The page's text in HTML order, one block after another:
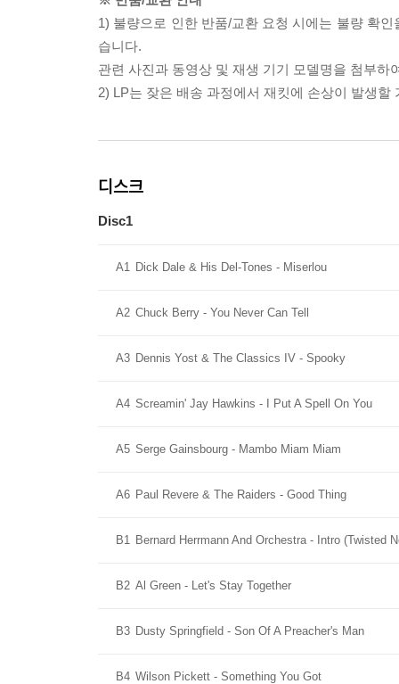
1) 불량으로 인한 반품/교환 요청 시에는 불량 확
습니다.
관련 사진과 동영상 및 재생 기기 모델명을 첨부하
2) LP는 잦은 배송 과정에서 재킷에 손상이 발생
디스크
Disc1
A1 Dick Dale & His Del-Tones - Miserlou
A2 Chuck Berry - You Never Can Tell
A3 Dennis Yost & The Classics IV - Spooky
A4 Screamin' Jay Hawkins - I Put A Spell On You
A5 Serge Gainsbourg - Mambo Miam Miam
A6 Paul Revere & The Raiders - Good Thing
B1 Bernard Herrmann And Orchestra - Intro (Twisted
B2 Al Green - Let's Stay Together
B3 Dusty Springfield - Son Of A Preacher's Man
B4 Wilson Pickett - Something You Got